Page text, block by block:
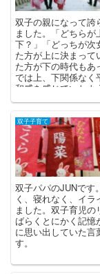
双子の親になって誇
ました。「どちら
下？」「どっちが次
た方が上に決まっ
た方が下の時代も
では上、下関係なく
和感を感じていたよ
双子子育て
双子パパのJUNです
く、寝れなく、イ
ました。双子育児
ばらくとにかく記憶
に思い出していた
す。